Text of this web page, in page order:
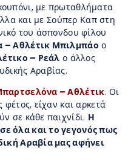
με πρωταθλήματα
και με Σούπερ Καπ στη
του άσπονδου φίλου
– Αθλέτικ Μπιλμπάο ο
– Ρεάλ ο άλλος
Αραβίας.
– Αθλέτικ. Οι
είχαν και αρκετά
σε κάθε παιχνίδι. Η
όλα και το γεγονός πως
Αραβία μας αφήνει